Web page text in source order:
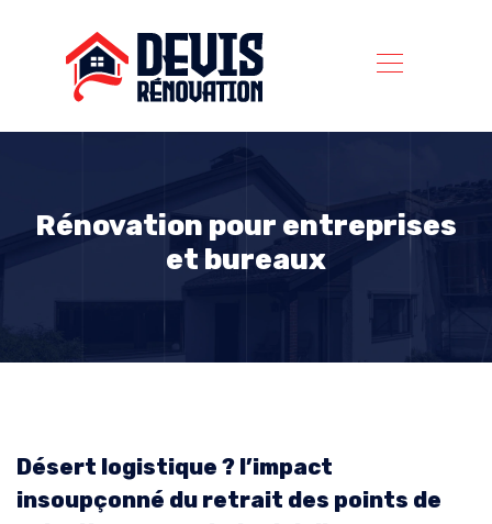
Rénovation pour entreprises
et bureaux
Désert logistique ? l’impact
insoupçonné du retrait des points de